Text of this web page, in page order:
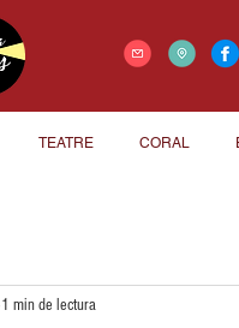
TEATRE CORAL
1 min de lectura